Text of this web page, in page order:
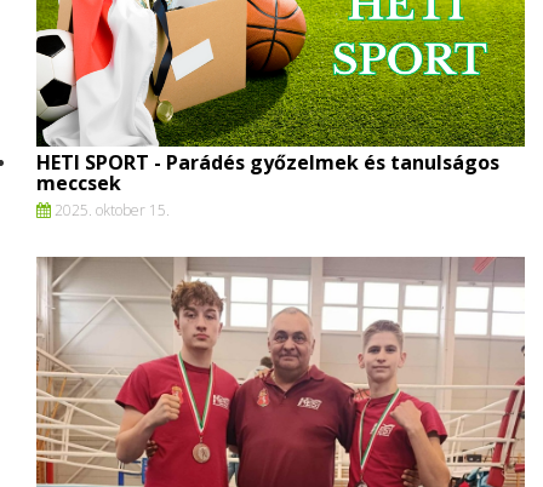
HETI SPORT - Parádés győzelmek és tanulságos
meccsek
2025. oktober 15.